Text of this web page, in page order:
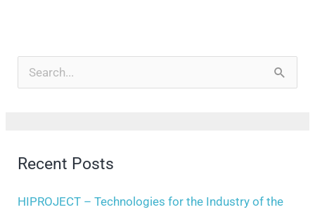
c
h
Recent Posts
HIPROJECT – Technologies for the Industry of the
c
v